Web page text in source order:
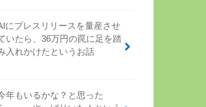
にプレスリリースを量産させ
いたら、36万円の罠に足を踏
入れかけたというお話
年もいるかな？と思った